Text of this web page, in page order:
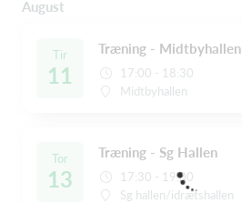
August
Tir
11
Træning - Midtbyhallen
17:00 - 18:30
Midtbyhallen
Tor
13
Træning - Sg Hallen
17:30 - 19:00
Sg hallen/idrætshallen